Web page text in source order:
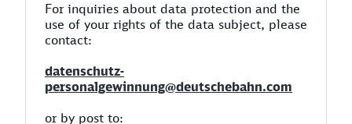
For inquiries about data protection and the
use of your rights of the data subject, please
contact:
datenschutz-
personalgewinnung@deutschebahn.com
or by post to: